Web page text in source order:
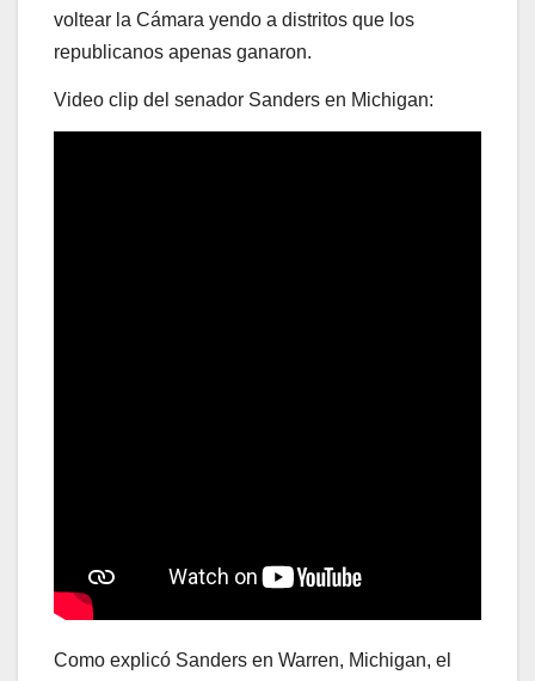
voltear la Cámara yendo a distritos que los
republicanos apenas ganaron.
Video clip del senador Sanders en Michigan:
Como explicó Sanders en Warren, Michigan, el